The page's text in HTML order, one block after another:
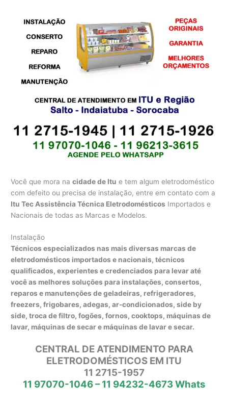
Você que mora nacidade de Itu e tem algum eletrodoméstico
com defeito ou precisa de instalação, entre em contato com a
Itu Tec Assistência Técnica Eletrodomésticos Importados e
Nacionais de todas as Marcas e Modelos.
Instalação
Técnicos especializados nas mais diversas marcas de
eletrodomésticos importados e nacionais, técnicos
qualificados, experientes e credenciados para levar até
você as melhores soluções para instalações, consertos,
reparos e manutenções de geladeiras, refrigeradores,
freezers, frigobares, adegas, ar-condicionados, side by
side, troca de filtro, fogões, fornos, cooktops, máquinas de
lavar, máquinas de secar e máquinas de lavar e secar.
CENTRAL DE ATENDIMENTO PARA
ELETRODOMÉSTICOS EM ITU
11 2715-1957
11 97070-1046 – 11 94232-4673 Whats